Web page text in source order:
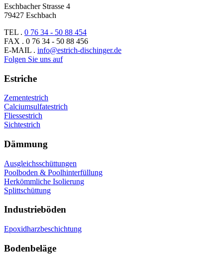
Eschbacher Strasse 4
79427 Eschbach
TEL . 0 76 34 - 50 88 454
FAX . 0 76 34 - 50 88 456
E-MAIL . info@estrich-dischinger.de
Folgen Sie uns auf
Estriche
Zementestrich
Calciumsulfatestrich
Fliessestrich
Sichtestrich
Dämmung
Ausgleichsschüttungen
Poolboden & Poolhinterfüllung
Herkömmliche Isolierung
Splittschüttung
Industrieböden
Epoxidharzbeschichtung
Bodenbeläge